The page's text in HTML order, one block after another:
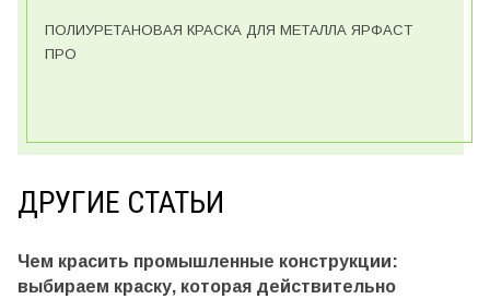
ПОЛИУРЕТАНОВАЯ КРАСКА ДЛЯ МЕТАЛЛА ЯРФАСТ
ПРО
ДРУГИЕ СТАТЬИ
Чем красить промышленные конструкции:
выбираем краску, которая действительно